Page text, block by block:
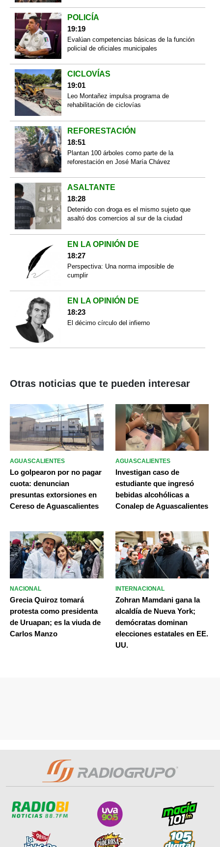
POLICÍA
19:19
Evalúan competencias básicas de la función
policial de oficiales municipales
CICLOVÍAS
19:01
Leo Montañez impulsa programa de
rehabilitación de ciclovías
REFORESTACIÓN
18:51
Plantan 100 árboles como parte de la
reforestación en José María Chávez
ASALTANTE
18:28
Detenido con droga es el mismo sujeto que
asaltó dos comercios al sur de la ciudad
EN LA OPINIÓN DE
18:27
Perspectiva: Una norma imposible de
cumplir
EN LA OPINIÓN DE
18:23
El décimo círculo del infierno
Otras noticias que te pueden interesar
AGUASCALIENTES
Lo golpearon por no pagar
cuota: denuncian
presuntas extorsiones en
Cereso de Aguascalientes
AGUASCALIENTES
Investigan caso de
estudiante que ingresó
bebidas alcohólicas a
Conalep de Aguascalientes
NACIONAL
Grecia Quiroz tomará
protesta como presidenta
de Uruapan; es la viuda de
Carlos Manzo
INTERNACIONAL
Zohran Mamdani gana la
alcaldía de Nueva York;
demócratas dominan
elecciones estatales en EE.
UU.